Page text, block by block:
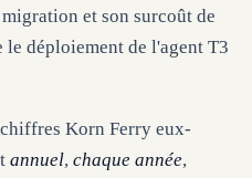
et son surcoût de
déploiement de l'agent T3
Korn Ferry eux-
annuel, chaque année,